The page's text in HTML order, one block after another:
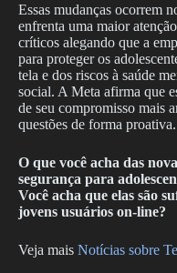
Essas mudanças ocorrem
enfrenta uma maior
críticos alegando que a
para proteger os
tela e dos riscos à saúde
social. A Meta afirma que
de seu compromisso mais
questões de forma proativa.
O que você acha das
segurança para
Você acha que elas são
jovens usuários on-line?
Veja mais Notícias sobre